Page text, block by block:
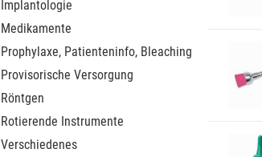
Implantologie
Medikamente
Prophylaxe, Patienteninfo, Bleaching
Provisorische Versorgung
Röntgen
Rotierende Instrumente
Verschiedenes